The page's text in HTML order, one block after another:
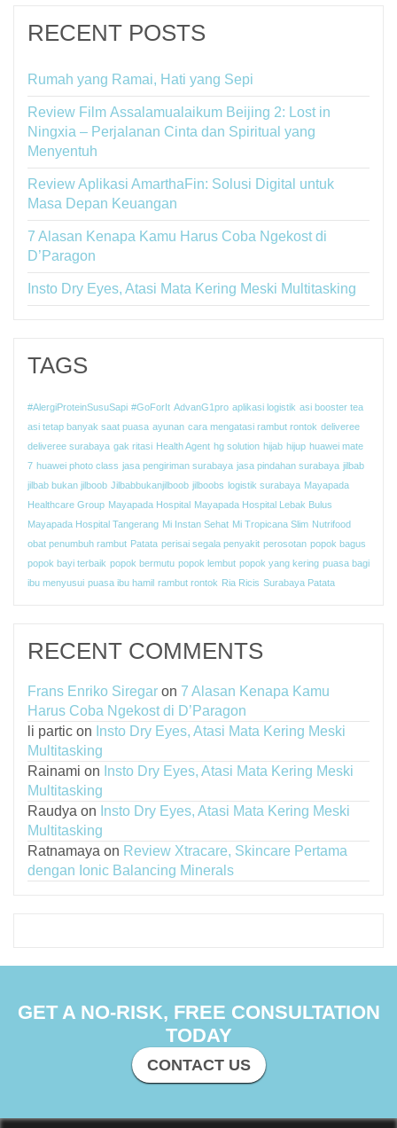
RECENT POSTS
Rumah yang Ramai, Hati yang Sepi
Review Film Assalamualaikum Beijing 2: Lost in
Ningxia – Perjalanan Cinta dan Spiritual yang
Menyentuh
Review Aplikasi AmarthaFin: Solusi Digital untuk
Masa Depan Keuangan
7 Alasan Kenapa Kamu Harus Coba Ngekost di
D’Paragon
Insto Dry Eyes, Atasi Mata Kering Meski Multitasking
TAGS
#AlergiProteinSusuSapi #GoForIt AdvanG1pro aplikasi logistik asi booster tea
asi tetap banyak saat puasa ayunan cara mengatasi rambut rontok deliveree
deliveree surabaya gak ritasi Health Agent hg solution hijab hijup huawei mate
7 huawei photo class jasa pengiriman surabaya jasa pindahan surabaya jilbab
jilbab bukan jilboob Jilbabbukanjilboob jilboobs logistik surabaya Mayapada
Healthcare Group Mayapada Hospital Mayapada Hospital Lebak Bulus
Mayapada Hospital Tangerang Mi Instan Sehat Mi Tropicana Slim Nutrifood
obat penumbuh rambut Patata perisai segala penyakit perosotan popok bagus
popok bayi terbaik popok bermutu popok lembut popok yang kering puasa bagi
ibu menyusui puasa ibu hamil rambut rontok Ria Ricis Surabaya Patata
RECENT COMMENTS
Frans Enriko Siregar on 7 Alasan Kenapa Kamu
Harus Coba Ngekost di D’Paragon
li partic on Insto Dry Eyes, Atasi Mata Kering Meski
Multitasking
Rainami on Insto Dry Eyes, Atasi Mata Kering Meski
Multitasking
Raudya on Insto Dry Eyes, Atasi Mata Kering Meski
Multitasking
Ratnamaya on Review Xtracare, Skincare Pertama
dengan Ionic Balancing Minerals
GET A NO-RISK, FREE CONSULTATION
TODAY
CONTACT US